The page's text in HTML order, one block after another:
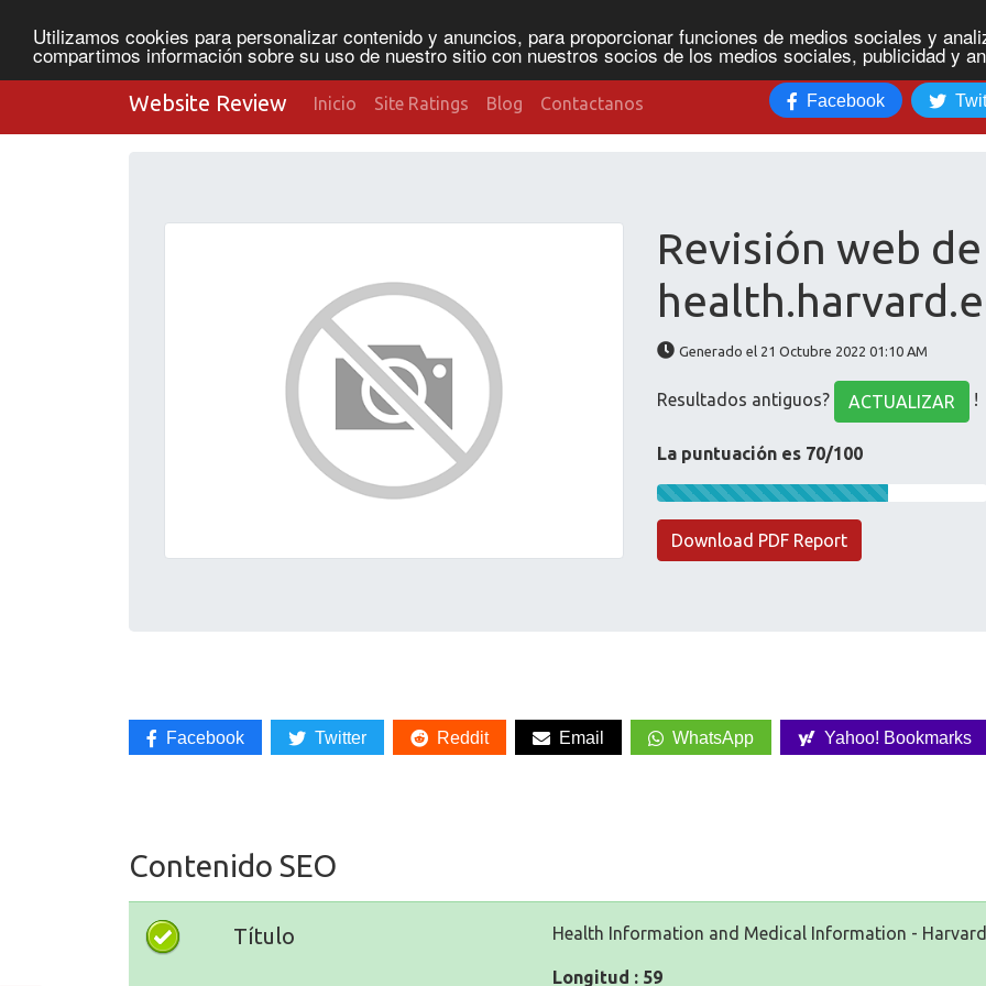
Utilizamos cookies para personalizar contenido y anuncios, para proporcionar funciones de medios sociales y
compartimos información sobre su uso de nuestro sitio con nuestros socios de los medios sociales, publicidad y
Website Review Inicio Site Ratings Blog Contactanos Facebook
Revisión web de
Generado el 21 Octubre 2022 01:10 AM
Resultados antiguos? ACTUALIZAR !
La puntuación es 70/100
Download PDF Report
Facebook Twitter Reddit Email WhatsApp Yahoo! Bookmarks
Contenido SEO
Título Health Information and Medical Information -
Longitud : 59